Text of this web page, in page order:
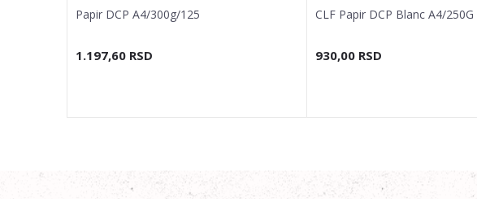
Papir DCP A4/300g/125
1.197,60 RSD
CLF Papir DCP Blanc A4/250G
930,00 RSD